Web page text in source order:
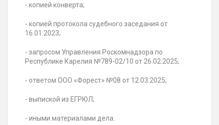
- копией конверта;
- копией протокола судебного заседания от
16.01.2023;
- запросом Управления Роскомнадзора по
Республике Карелия №789-02/10 от 26.02.2025;
- ответом ООО «Форест» №08 от 12.03.2025;
- выпиской из ЕГРЮЛ;
- иными материалами дела.